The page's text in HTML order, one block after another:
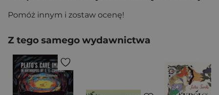
Pomóż innym i zostaw ocenę!
Z tego samego wydawnictwa